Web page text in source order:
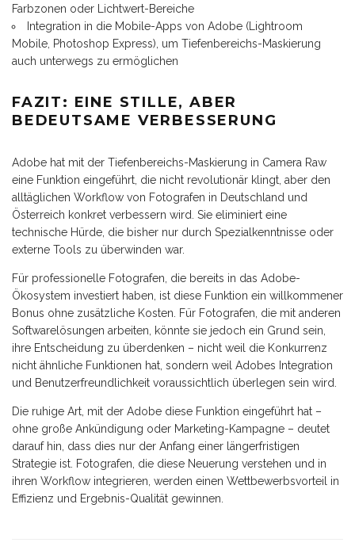
Farbzonen oder Lichtwert-Bereiche
Integration in die Mobile-Apps von Adobe (Lightroom
Mobile, Photoshop Express), um Tiefenbereichs-Maskierung
auch unterwegs zu ermöglichen
FAZIT: EINE STILLE, ABER
BEDEUTSAME VERBESSERUNG
Adobe hat mit der Tiefenbereichs-Maskierung in Camera Raw
eine Funktion eingeführt, die nicht revolutionär klingt, aber den
alltäglichen Workflow von Fotografen in Deutschland und
Österreich konkret verbessern wird. Sie eliminiert eine
technische Hürde, die bisher nur durch Spezialkenntnisse oder
externe Tools zu überwinden war.
Für professionelle Fotografen, die bereits in das Adobe-
Ökosystem investiert haben, ist diese Funktion ein willkommener
Bonus ohne zusätzliche Kosten. Für Fotografen, die mit anderen
Softwarelösungen arbeiten, könnte sie jedoch ein Grund sein,
ihre Entscheidung zu überdenken – nicht weil die Konkurrenz
nicht ähnliche Funktionen hat, sondern weil Adobes Integration
und Benutzerfreundlichkeit voraussichtlich überlegen sein wird.
Die ruhige Art, mit der Adobe diese Funktion eingeführt hat –
ohne große Ankündigung oder Marketing-Kampagne – deutet
darauf hin, dass dies nur der Anfang einer längerfristigen
Strategie ist. Fotografen, die diese Neuerung verstehen und in
ihren Workflow integrieren, werden einen Wettbewerbsvorteil in
Effizienz und Ergebnis-Qualität gewinnen.